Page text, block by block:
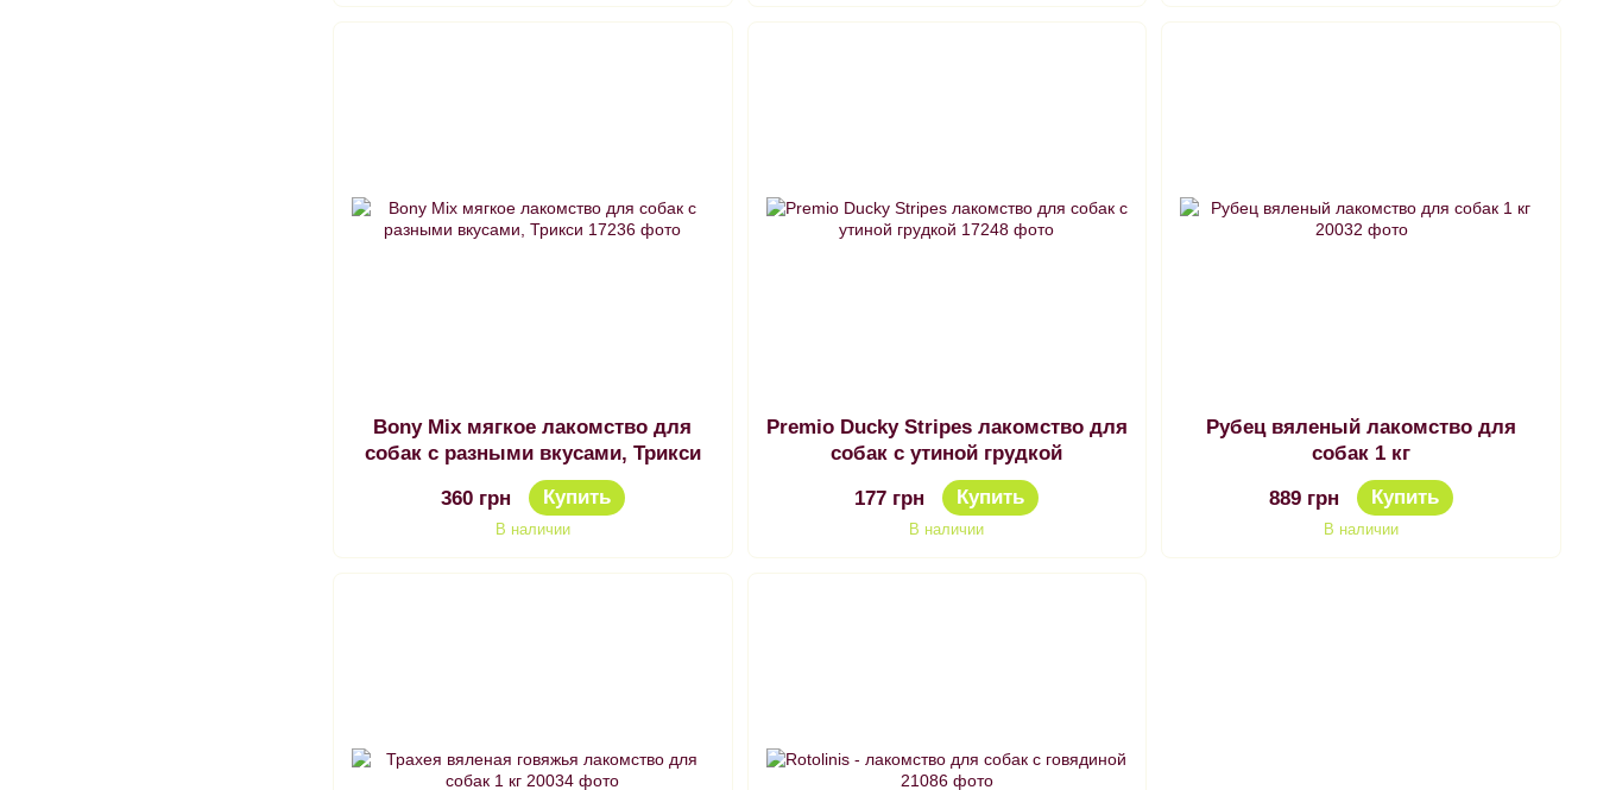
Bony Mix мягкое лакомство для
собак с разными вкусами, Трикси
360 грн Купить
В наличии
Premio Ducky Stripes лакомство для
собак с утиной грудкой
177 грн Купить
В наличии
Рубец вяленый лакомство для
собак 1 кг
889 грн Купить
В наличии